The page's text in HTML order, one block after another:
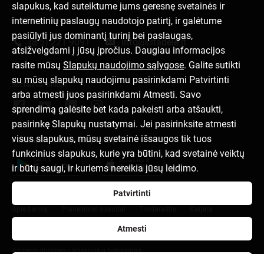
slapukus, kad suteiktume jums geresnę svetainės ir
internetinių paslaugų naudotojo patirtį, ir galėtume
pasiūlyti jus dominantį turinį bei paslaugas,
atsižvelgdami į jūsų įpročius. Daugiau informacijos
rasite mūsų Slapukų naudojimo sąlygose. Galite sutikti
su mūsų slapukų naudojimu pasirinkdami Patvirtinti
arba atmesti juos pasirinkdami Atmesti. Savo
sprendimą galėsite bet kada pakeisti arba atšaukti,
pasirinkę Slapukų nustatymai. Jei pasirinksite atmesti
visus slapukus, mūsų svetainė išsaugos tik tuos
funkcinius slapukus, kurie yra būtini, kad svetainė veiktų
ir būtų saugi, ir kuriems nereikia jūsų leidimo.
Patvirtinti
Atmesti
Susisiek su mumis
(8 5) 221 9091 info@citadele.lt
Socialiniai tinklai
Parsisiųsk mobiliąją programėlę
Slapukų nuostatos